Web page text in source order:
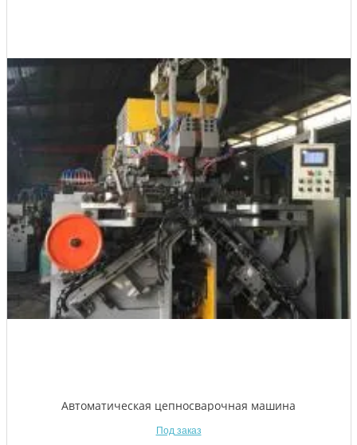
Автоматическая цепносварочная машина
Под заказ